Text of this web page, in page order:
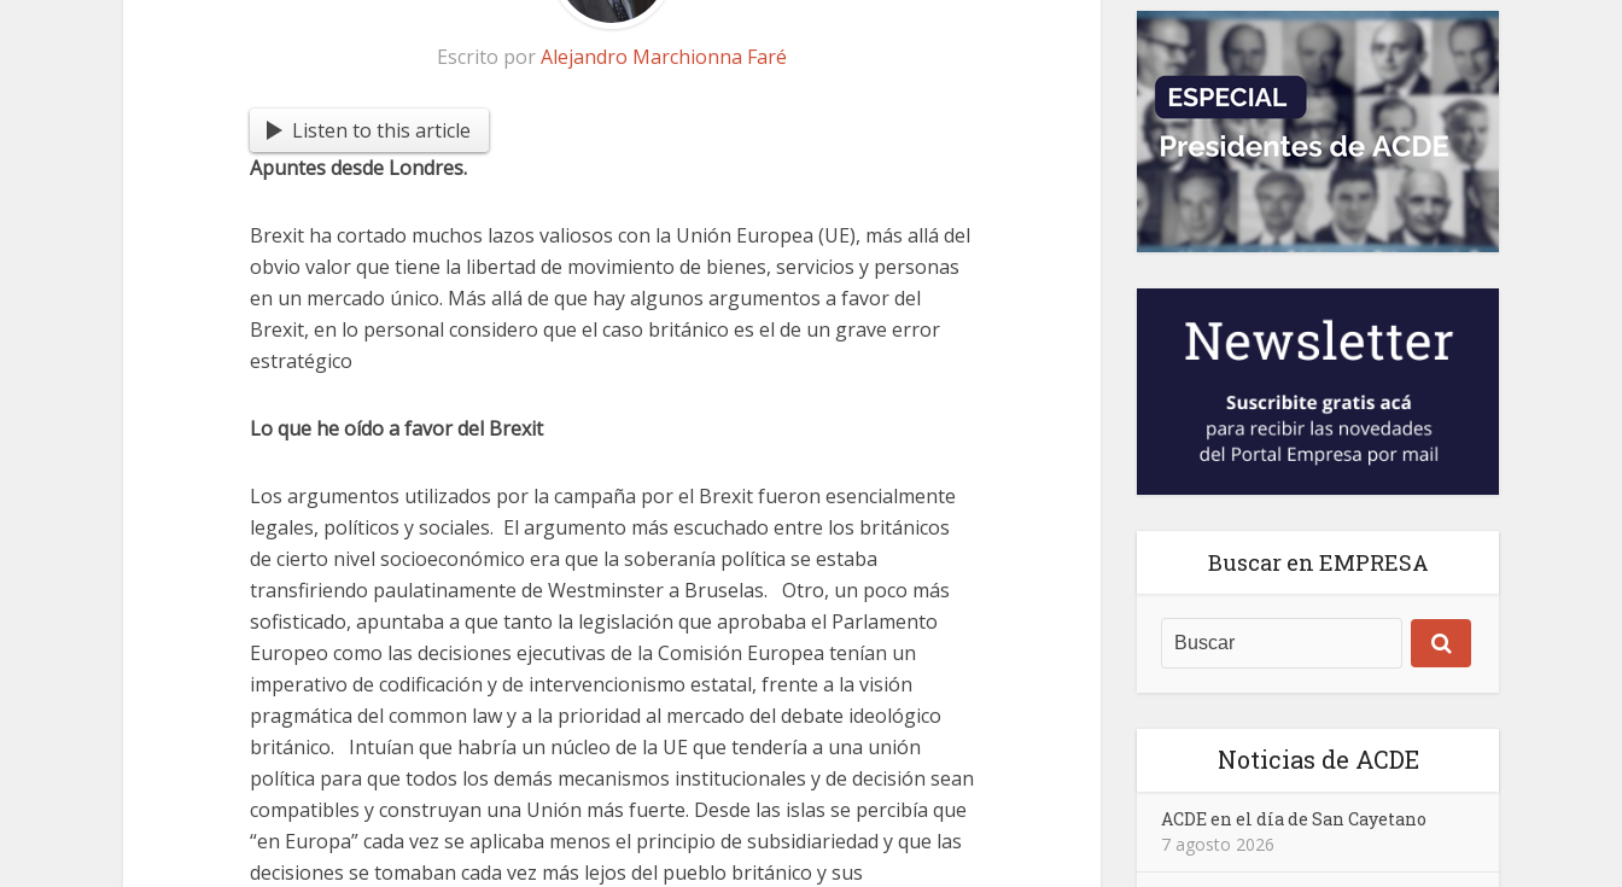
Escrito porAlejandro Marchionna Faré
Listen to this article
Apuntes desde Londres.
Brexit ha cortado muchos lazos valiosos con la Unión Europea (UE), más allá del
obvio valor que tiene la libertad de movimiento de bienes, servicios y personas
en un mercado único. Más allá de que hay algunos argumentos a favor del
Brexit, en lo personal considero que el caso británico es el de un grave error
estratégico
Lo que he oído a favor del Brexit
Los argumentos utilizados por la campaña por el Brexit fueron esencialmente
legales, políticos y sociales. El argumento más escuchado entre los británicos
de cierto nivel socioeconómico era que la soberanía política se estaba
transfiriendo paulatinamente de Westminster a Bruselas. Otro, un poco más
sofisticado, apuntaba a que tanto la legislación que aprobaba el Parlamento
Europeo como las decisiones ejecutivas de la Comisión Europea tenían un
imperativo de codificación y de intervencionismo estatal, frente a la visión
pragmática del common law y a la prioridad al mercado del debate ideológico
británico. Intuían que habría un núcleo de la UE que tendería a una unión
política para que todos los demás mecanismos institucionales y de decisión sean
compatibles y construyan una Unión más fuerte. Desde las islas se percibía que
“en Europa” cada vez se aplicaba menos el principio de subsidiariedad y que las
decisiones se tomaban cada vez más lejos del pueblo británico y sus
Buscar en EMPRESA
Noticias de ACDE
ACDE en el día de San Cayetano
7 agosto 2026